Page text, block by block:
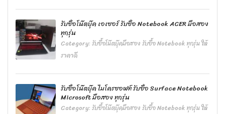
รับซื้อโน๊ตบุ๊ค เอเซอร์ รับซื้อ Notebook ACER มือสอง
ทุกรุ่น
Category:รับซื้อโน๊ตบุ๊คมือสอง รับซื้อ Notebook ทุกรุ่น ให้
ราคาดี
รับซื้อโน๊ตบุ๊ค ไมโครซอฟท์ รับซื้อ Surface Notebook
Microsoft มือสอง ทุกรุ่น
Category:รับซื้อโน๊ตบุ๊คมือสอง รับซื้อ Notebook ทุกรุ่น ให้